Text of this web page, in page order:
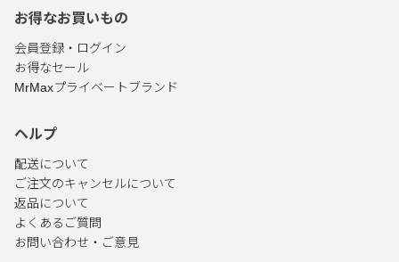
お得なお買いもの
会員登録・ログイン
お得なセール
MrMaxプライベートブランド
ヘルプ
配送について
ご注文のキャンセルについて
返品について
よくあるご質問
お問い合わせ・ご意見